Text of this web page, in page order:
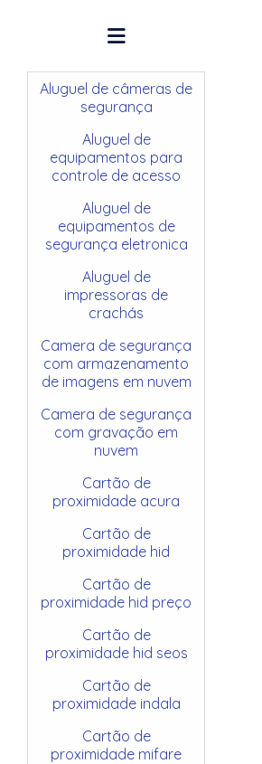
Aluguel de câmeras de
segurança
Aluguel de
equipamentos para
controle de acesso
Aluguel de
equipamentos de
segurança eletronica
Aluguel de
impressoras de
crachás
Camera de segurança
com armazenamento
de imagens em nuvem
Camera de segurança
com gravação em
nuvem
Cartão de
proximidade acura
Cartão de
proximidade hid
Cartão de
proximidade hid preço
Cartão de
proximidade hid seos
Cartão de
proximidade indala
Cartão de
proximidade mifare